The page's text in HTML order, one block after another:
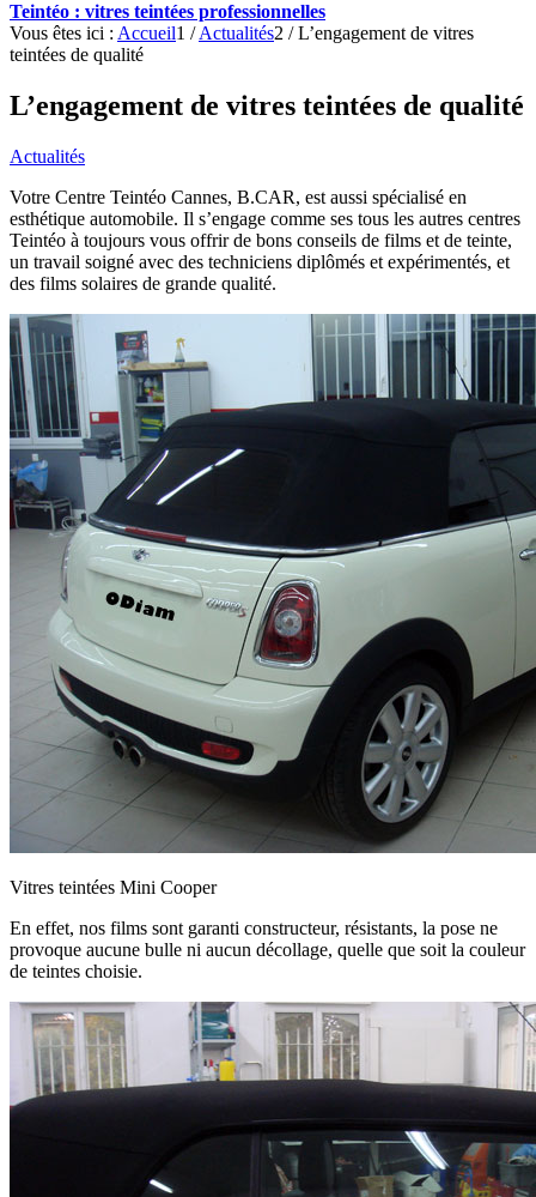
Teintéo : vitres teintées professionnelles
Vous êtes ici : Accueil1 / Actualités2 / L’engagement de vitres
teintées de qualité
L’engagement de vitres teintées de qualité
Actualités
Votre Centre Teintéo Cannes, B.CAR, est aussi spécialisé en
esthétique automobile. Il s’engage comme ses tous les autres centres
Teintéo à toujours vous offrir de bons conseils de films et de teinte,
un travail soigné avec des techniciens diplômés et expérimentés, et
des films solaires de grande qualité.
Vitres teintées Mini Cooper
En effet, nos films sont garanti constructeur, résistants, la pose ne
provoque aucune bulle ni aucun décollage, quelle que soit la couleur
de teintes choisie.